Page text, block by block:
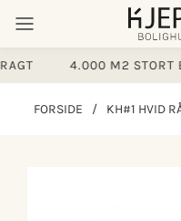
indhold
4.000 M2 STORT
FORSIDE / KH#1 HVID